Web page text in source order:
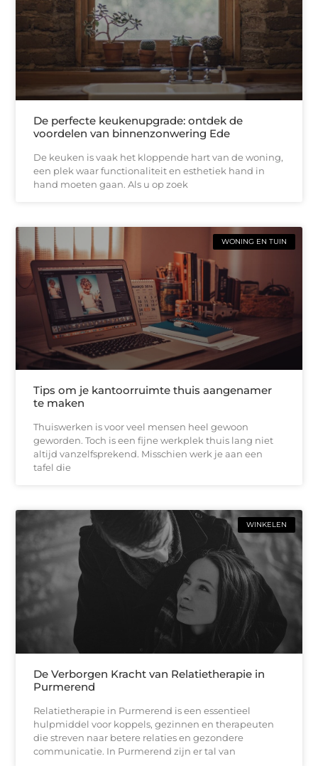
De perfecte keukenupgrade: ontdek de
voordelen van binnenzonwering Ede
De keuken is vaak het kloppende hart van de woning,
een plek waar functionaliteit en esthetiek hand in
hand moeten gaan. Als u op zoek
WONING EN TUIN
Tips om je kantoorruimte thuis aangenamer
te maken
Thuiswerken is voor veel mensen heel gewoon
geworden. Toch is een fijne werkplek thuis lang niet
altijd vanzelfsprekend. Misschien werk je aan een
tafel die
WINKELEN
De Verborgen Kracht van Relatietherapie in
Purmerend
Relatietherapie in Purmerend is een essentieel
hulpmiddel voor koppels, gezinnen en therapeuten
die streven naar betere relaties en gezondere
communicatie. In Purmerend zijn er tal van